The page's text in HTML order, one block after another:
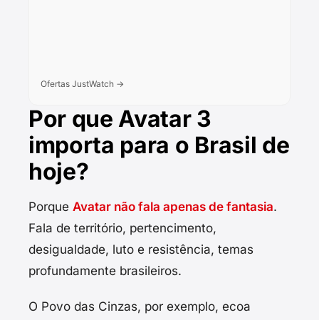
Ofertas JustWatch →
Por que Avatar 3
importa para o Brasil de
hoje?
Porque Avatar não fala apenas de fantasia.
Fala de território, pertencimento,
desigualdade, luto e resistência, temas
profundamente brasileiros.
O Povo das Cinzas, por exemplo, ecoa